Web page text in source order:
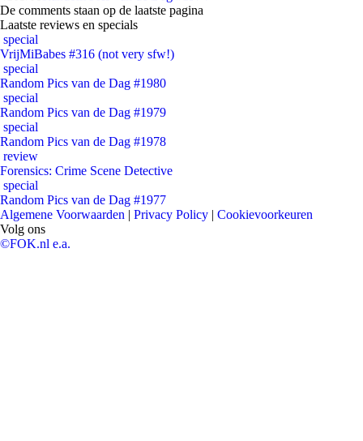
De comments staan op de laatste pagina
Laatste reviews en specials
special
VrijMiBabes #316 (not very sfw!)
special
Random Pics van de Dag #1980
special
Random Pics van de Dag #1979
special
Random Pics van de Dag #1978
review
Forensics: Crime Scene Detective
special
Random Pics van de Dag #1977
Algemene Voorwaarden | Privacy Policy | Cookievoorkeuren
Volg ons
©FOK.nl e.a.